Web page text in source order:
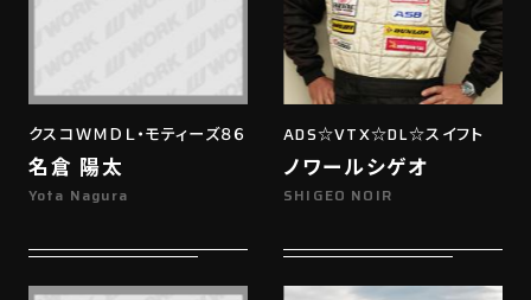
クスコＷＭＤＬ・モティーズ８６
名倉 陽太
Yota Nagura
ADS☆VTX☆DL☆スイフト
ノワールシゲオ
SHIGEO NOIR